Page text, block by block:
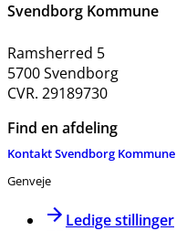
Svendborg Kommune
Ramsherred 5
5700 Svendborg
CVR. 29189730
Find en afdeling
Kontakt Svendborg Kommune
Genveje
Ledige stillinger